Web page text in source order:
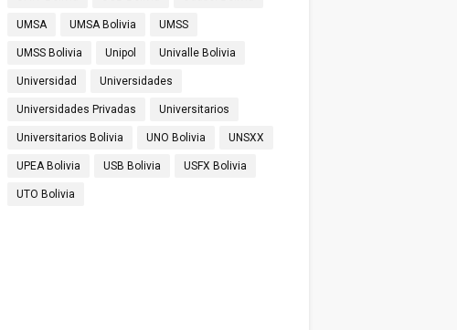
UMSA UMSA Bolivia UMSS
UMSS Bolivia Unipol Univalle Bolivia
Universidad Universidades
Universidades Privadas Universitarios
Universitarios Bolivia UNO Bolivia UNSXX
UPEA Bolivia USB Bolivia USFX Bolivia
UTO Bolivia